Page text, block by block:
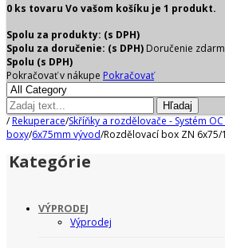
0 ks tovaru Vo vašom košíku je 1 produkt.
Spolu za produkty: (s DPH)
Spolu za doručenie: (s DPH) Doručenie
Spolu (s DPH)
Pokračovať v nákupe Pokračovať
Hľadaj
/ Rekuperace/Skříňky a rozdělovače - Systém
boxy/6x75mm vývod/Rozdělovací box ZN
Kategórie
VÝPRODEJ
Výprodej